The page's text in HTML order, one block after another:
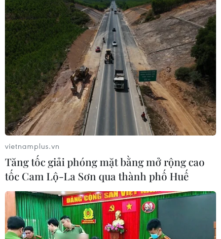
vietnamplus.vn
Tăng tốc giải phóng mặt bằng mở rộng cao
tốc Cam Lộ-La Sơn qua thành phố Huế